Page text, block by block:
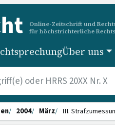
Online-Zeitschrift und
für höchstrichterliche
Über uns
2004 März III.